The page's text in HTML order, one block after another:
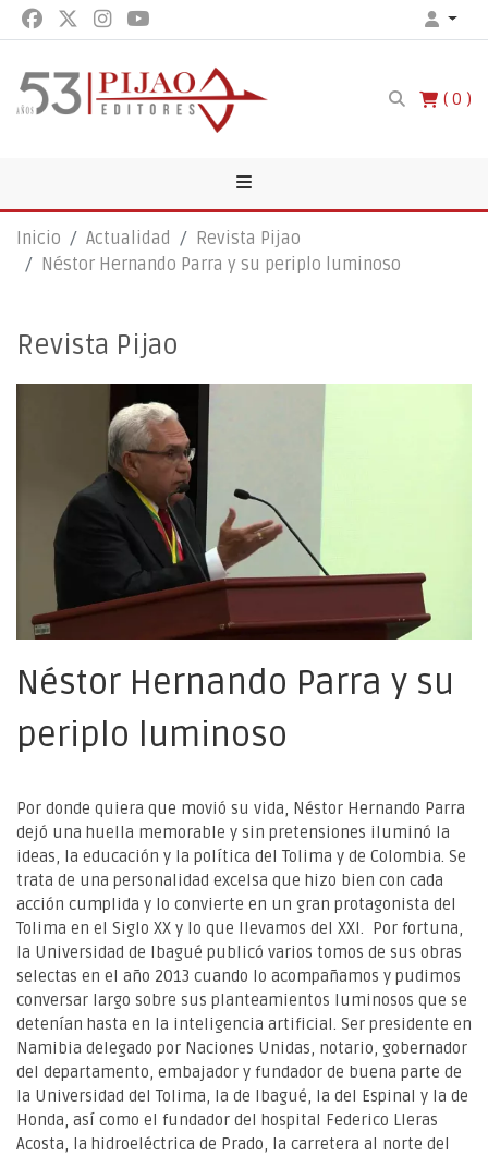
0
Inicio Actualidad
Revista Pijao
Néstor Hernando Parra y su periplo luminoso
Revista Pijao
Néstor Hernando Parra y su
periplo luminoso
Por donde quiera que movió su vida, Néstor Hernando Parra
dejó una huella memorable y sin pretensiones iluminó la
ideas, la educación y la política del Tolima y de Colombia. Se
trata de una personalidad excelsa que hizo bien con cada
acción cumplida y lo convierte en un gran protagonista del
Tolima en el Siglo XX y lo que llevamos del XXI. Por fortuna,
la Universidad de Ibagué publicó varios tomos de sus obras
selectas en el año 2013 cuando lo acompañamos y pudimos
conversar largo sobre sus planteamientos luminosos que se
detenían hasta en la inteligencia artificial. Ser presidente en
Namibia delegado por Naciones Unidas, notario, gobernador
del departamento, embajador y fundador de buena parte de
la Universidad del Tolima, la de Ibagué, la del Espinal y la de
Honda, así como el fundador del hospital Federico Lleras
Acosta, la hidroeléctrica de Prado, la carretera al norte del